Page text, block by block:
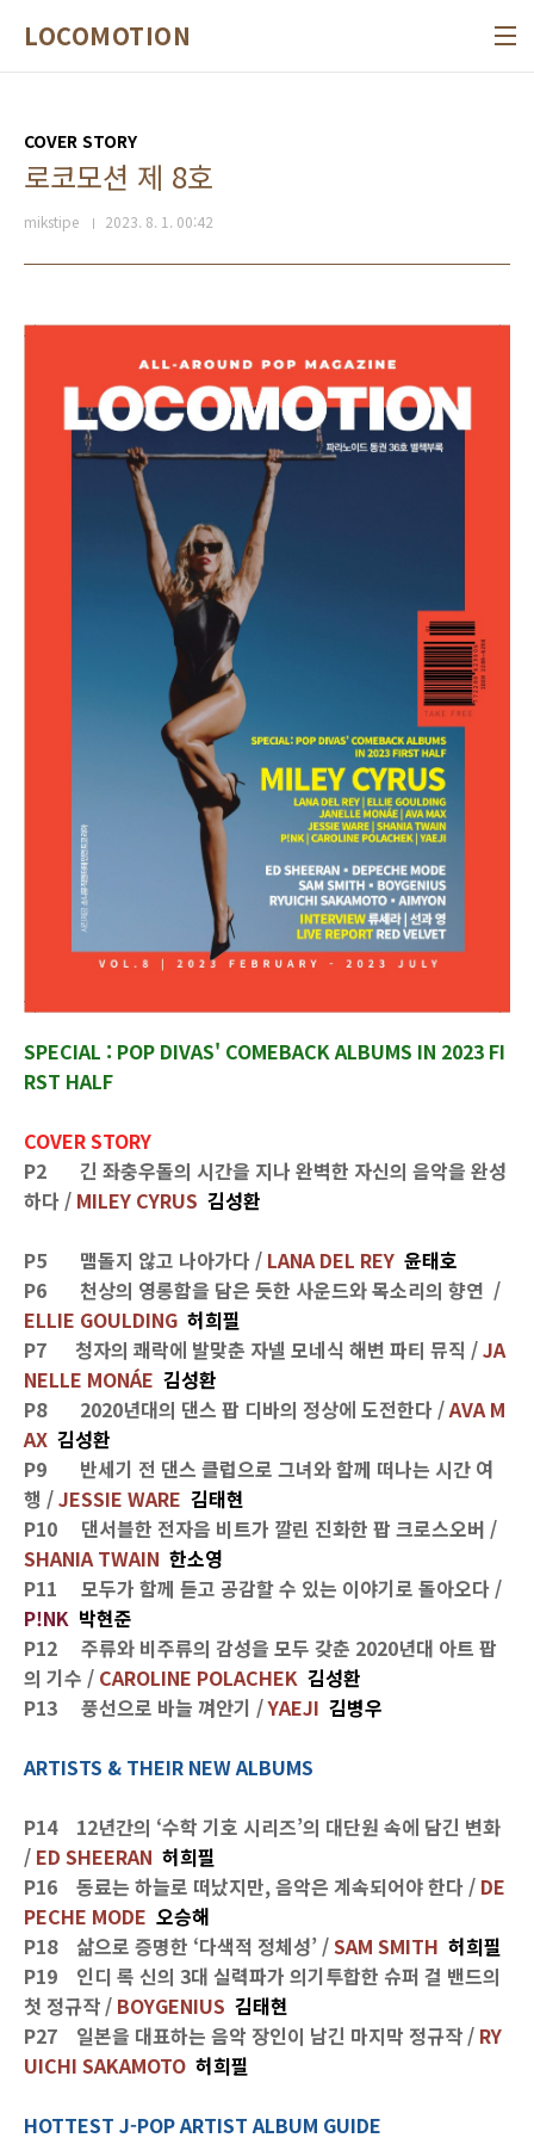
LOCOMOTION
COVER STORY
로코모션 제 8호
mikstipe 2023. 8. 1. 00:42
SPECIAL : POP DIVAS' COMEBACK ALBUMS IN 2023 FI
RST HALF
COVER STORY
P2 긴 좌충우돌의 시간을 지나 완벽한 자신의 음악을 완성
하다 / MILEY CYRUS 김성환
P5 맴돌지 않고 나아가다/ LANA DEL REY 윤태호
P6 천상의 영롱함을 담은 듯한 사운드와 목소리의 향연 /
ELLIE GOULDING 허희필
P7 청자의 쾌락에 발맞춘 자넬 모네식 해변 파티 뮤직 /JA
NELLE MONÁE 김성환
P8 2020년대의 댄스 팝 디바의 정상에 도전한다 /AVA M
AX 김성환
P9 반세기 전 댄스 클럽으로 그녀와 함께 떠나는 시간 여
행 /JESSIE WARE 김태현
P10 댄서블한 전자음 비트가 깔린 진화한 팝 크로스오버 /
SHANIA TWAIN 한소영
P11 모두가 함께 듣고 공감할 수 있는 이야기로 돌아오다 /
P!NK 박현준
P12 주류와 비주류의 감성을 모두 갖춘 2020년대 아트 팝
의 기수 / CAROLINE POLACHEK 김성환
P13 풍선으로 바늘 껴안기 /YAEJI 김병우
ARTISTS & THEIR NEW ALBUMS
P14 12년간의 ‘수학 기호 시리즈’의 대단원 속에 담긴 변화
/ ED SHEERAN 허희필
P16 동료는 하늘로 떠났지만, 음악은 계속되어야 한다 / DE
PECHE MODE 오승해
P18 삶으로 증명한 ‘다색적 정체성’ /SAM SMITH 허희필
P19 인디 록 신의 3대 실력파가 의기투합한 슈퍼 걸 밴드의
첫 정규작 / BOYGENIUS 김태현
P27 일본을 대표하는 음악 장인이 남긴 마지막 정규작/ RY
UICHI SAKAMOTO 허희필
HOTTEST J-POP ARTIST ALBUM GUIDE